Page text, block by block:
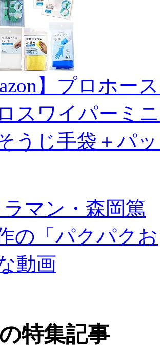
】プロホー
スワイパーミ
うじ手袋＋パ
特集記事